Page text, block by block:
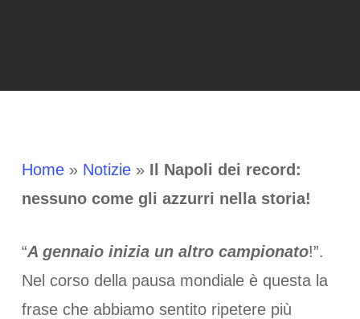
Home» Notizie» Il Napoli dei record:
nessuno come gli azzurri nella storia!
“A gennaio inizia un altro campionato!”.
Nel corso della pausa mondiale è questa la
frase che abbiamo sentito ripetere più